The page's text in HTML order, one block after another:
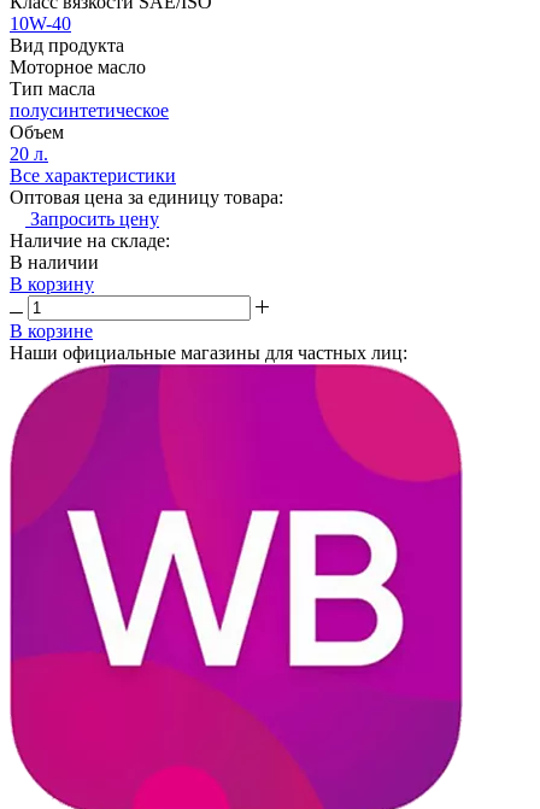
10W-40
Вид продукта
Моторное масло
Тип масла
полусинтетическое
Объем
20 л.
Все характеристики
Оптовая цена за единицу товара:
Запросить цену
Наличие на складе:
В наличии
В корзину
В корзине
Наши официальные магазины для частных лиц: